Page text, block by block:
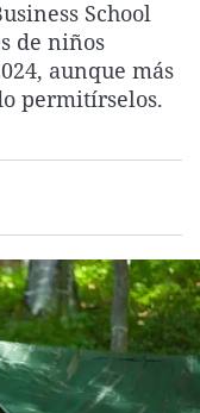
La rosa de los vientos
Gente viajera
Como el perro y el
Caso
Retornados
Equipo de
Extremadura
Galicia
La Rioja
Virales
Televisión
Elecciones
School
de niños
aunque más
permitírselos.